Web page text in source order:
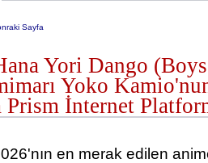
Sayfa
Yori Dango
Yoko
Prism İnternet
en merak edilen